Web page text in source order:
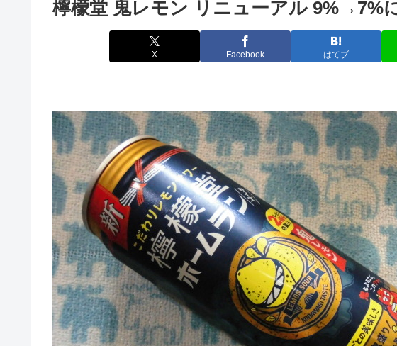
檸檬堂 鬼レモン リニューアル 9%→7%
X Facebook はてブ